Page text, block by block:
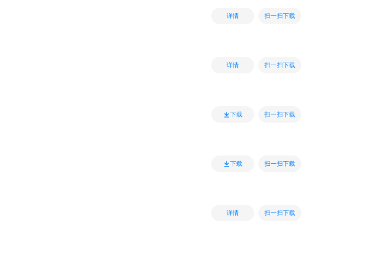
详情 扫一扫下载
详情 扫一扫下载
下载 扫一扫下载
下载 扫一扫下载
详情 扫一扫下载